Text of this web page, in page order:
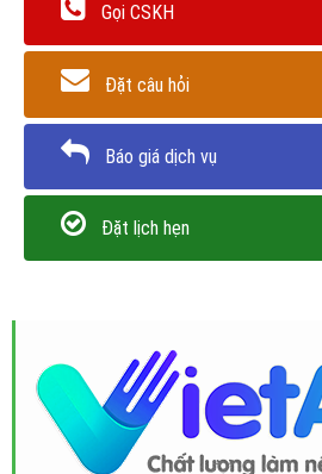
Gọi CSKH
Đặt câu hỏi
Báo giá dịch vụ
Đặt lịch hẹn